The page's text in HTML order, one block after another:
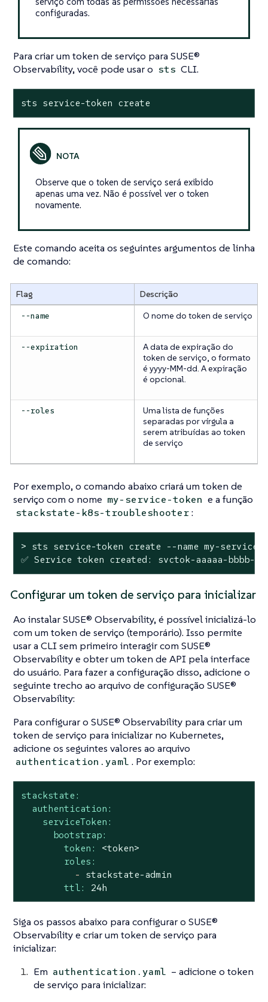
configuradas.
Para criar um token de serviço para SUSE®
Observability, você pode usar o sts CLI.
sts service-token create
Observe que o token de serviço será exibido
apenas uma vez. Não é possível ver o token
novamente.
Este comando aceita os seguintes argumentos de linha
de comando:
Flag Descrição
--name O nome do token de serviço
--expiration
A data de expiração do
token de serviço, o formato
é yyyy-MM-dd. A expiração
é opcional.
--roles
Uma lista de funções
separadas por vírgula a
serem atribuídas ao token
de serviço
Por exemplo, o comando abaixo criará um token de
serviço com o nome my-service-token e a função
stackstate-k8s-troubleshooter:
> sts service-token create --name my-
✅ Service token created: svctok-aaaaa-bbbb-
Configurar um token de serviço para inicializar
Ao instalar SUSE® Observability, é possível inicializá-lo
com um token de serviço (temporário). Isso permite
usar a CLI sem primeiro interagir com SUSE®
Observability e obter um token de API pela interface
do usuário. Para fazer a configuração disso, adicione o
seguinte trecho ao arquivo de configuração SUSE®
Observability:
Para configurar o SUSE® Observability para criar um
token de serviço para inicializar no Kubernetes,
adicione os seguintes valores ao arquivo
authentication.yaml . Por exemplo:
stackstate:
authentication:
serviceToken:
bootstrap:
token:
<token>
roles:
-
stackstate-admin
ttl:
24h
Siga os passos abaixo para configurar o SUSE®
Observability e criar um token de serviço para
inicializar:
Em authentication.yaml – adicione o token
de serviço para inicializar: